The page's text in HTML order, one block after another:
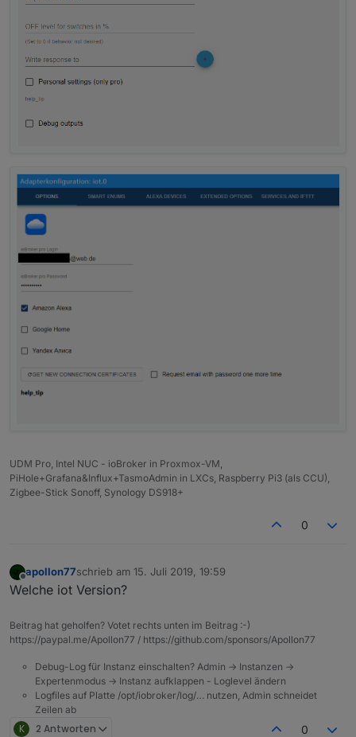
UDM Pro, Intel NUC - ioBroker in Proxmox-VM,
PiHole+Grafana&Influx+TasmoAdmin in LXCs, Raspberry Pi3 (als CCU),
Zigbee-Stick Sonoff, Synology DS918+
0
Offline
apollon77schrieb am 15. Juli 2019, 19:59
zuletzt editiert von
Welche iot Version?
Beitrag hat geholfen? Votet rechts unten im Beitrag :-)
https://paypal.me/Apollon77 / https://github.com/sponsors/Apollon77
Debug-Log für Instanz einschalten? Admin -> Instanzen ->
Expertenmodus -> Instanz aufklappen - Loglevel ändern
Logfiles auf Platte /opt/iobroker/log/… nutzen, Admin schneidet
Zeilen ab
K 2 Antworten 0